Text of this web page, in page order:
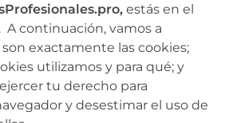
, estás en el
A continuación, vamos a
exactamente las cookies;
utilizamos y para qué; y
tu derecho para
y desestimar el uso de